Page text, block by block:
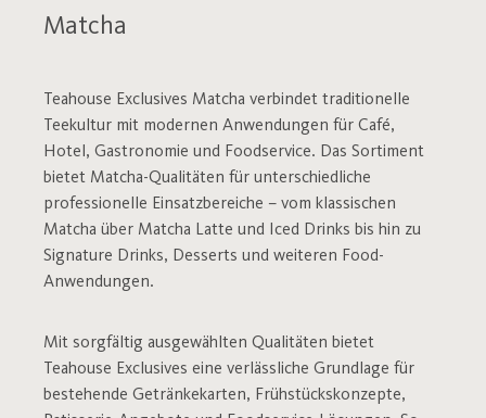
Matcha
Teahouse Exclusives Matcha verbindet traditionelle
Teekultur mit modernen Anwendungen für Café,
Hotel, Gastronomie und Foodservice. Das Sortiment
bietet Matcha-Qualitäten für unterschiedliche
professionelle Einsatzbereiche – vom klassischen
Matcha über Matcha Latte und Iced Drinks bis hin zu
Signature Drinks, Desserts und weiteren Food-
Anwendungen.
Mit sorgfältig ausgewählten Qualitäten bietet
Teahouse Exclusives eine verlässliche Grundlage für
bestehende Getränkekarten, Frühstückskonzepte,